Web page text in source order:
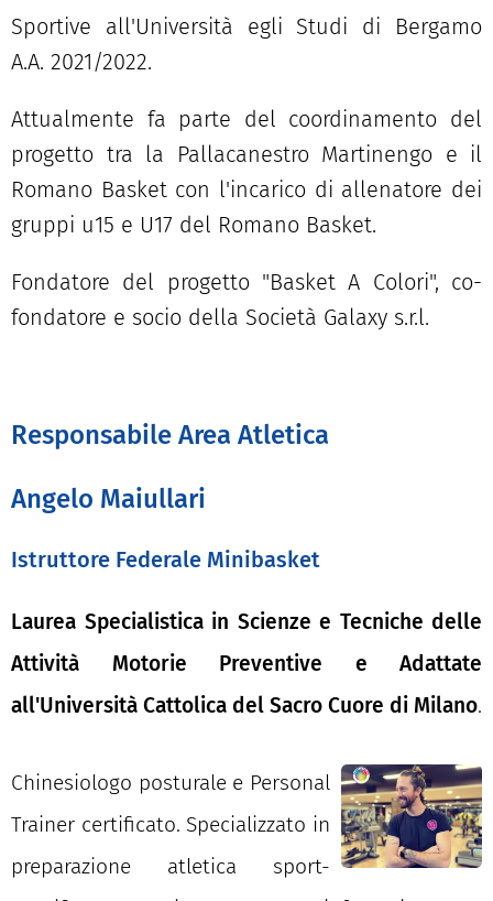
Sportive all'Università egli Studi di Bergamo
A.A. 2021/2022.
Attualmente fa parte del coordinamento del
progetto tra la Pallacanestro Martinengo e il
Romano Basket con l'incarico di allenatore dei
gruppi u15 e U17 del Romano Basket.
Fondatore del progetto "Basket A Colori", co-
fondatore e socio della Società Galaxy s.r.l.
Responsabile Area Atletica
Angelo Maiullari
Istruttore Federale Minibasket
Laurea Specialistica in Scienze e Tecniche delle
Attività Motorie Preventive e Adattate
all'Università Cattolica del Sacro Cuore di Milano.
Chinesiologo posturale e Personal
Trainer certificato. Specializzato in
preparazione atletica sport-